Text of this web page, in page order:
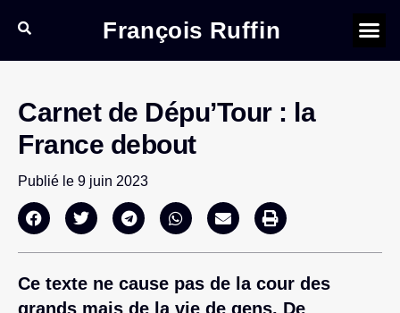
François Ruffin
Carnet de Dépu’Tour : la
France debout
Publié le 9 juin 2023
Ce texte ne cause pas de la cour des
grands mais de la vie de gens. De